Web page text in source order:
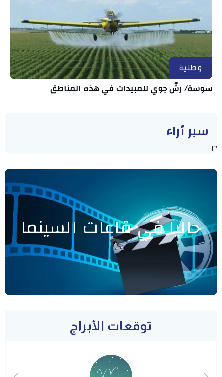
وطنية
سوسة/ رشّ جوي للمبيدات في هذه المناطق
سبر أراء
"]
حاليا في قاعات السينما
توقعات الأبراج